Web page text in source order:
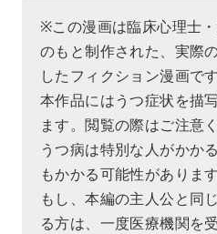
※この漫画は臨床心理士
のもと制作された、実際
したフィクション漫画です
本作品にはうつ症状を描
ます。閲覧の際はご注意
うつ病は特別な人がかか
もかかる可能性があります
もし、本編の主人公と同
る方は、一度医療機関を